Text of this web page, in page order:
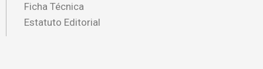
Ficha Técnica
Estatuto Editorial